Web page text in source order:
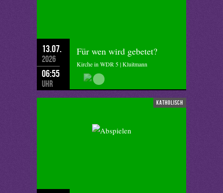
13.07.
2026
06:55
Uhr
Für wen wird gebetet?
Kirche in WDR 5 | Kluitmann
katholisch